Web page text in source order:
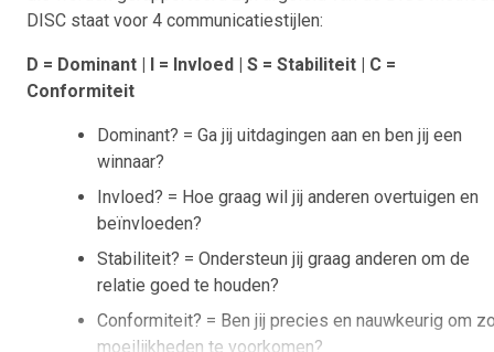
DISC staat voor 4 communicatiestijlen:
D = Dominant | I = Invloed | S = Stabiliteit | C =
Conformiteit
Dominant? = Ga jij uitdagingen aan en ben jij een
winnaar?
Invloed? = Hoe graag wil jij anderen overtuigen en
beïnvloeden?
Stabiliteit? = Ondersteun jij graag anderen om de
relatie goed te houden?
Conformiteit? = Ben jij precies en nauwkeurig om
moeilijkheden te voorkomen?